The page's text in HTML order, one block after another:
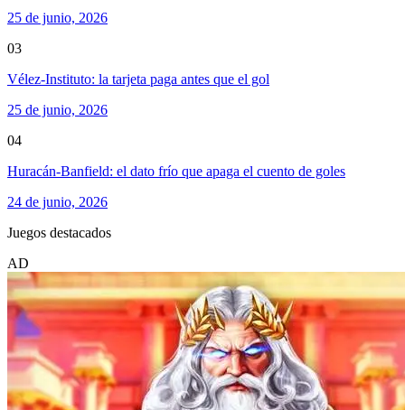
25 de junio, 2026
03
Vélez-Instituto: la tarjeta paga antes que el gol
25 de junio, 2026
04
Huracán-Banfield: el dato frío que apaga el cuento de goles
24 de junio, 2026
Juegos destacados
AD